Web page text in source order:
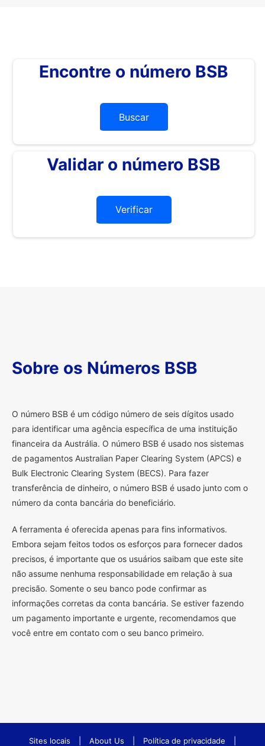
Encontre o número BSB
Buscar
Validar o número BSB
Verificar
Sobre os Números BSB
O número BSB é um código número de seis dígitos usado
para identificar uma agência específica de uma instituição
financeira da Austrália. O número BSB é usado nos sistemas
de pagamentos Australian Paper Clearing System (APCS) e
Bulk Electronic Clearing System (BECS). Para fazer
transferência de dinheiro, o número BSB é usado junto com o
número da conta bancária do beneficiário.
A ferramenta é oferecida apenas para fins informativos.
Embora sejam feitos todos os esforços para fornecer dados
precisos, é importante que os usuários saibam que este site
não assume nenhuma responsabilidade em relação à sua
precisão. Somente o seu banco pode confirmar as
informações corretas da conta bancária. Se estiver fazendo
um pagamento importante e urgente, recomendamos que
você entre em contato com o seu banco primeiro.
Sites locais About Us Política de privacidade